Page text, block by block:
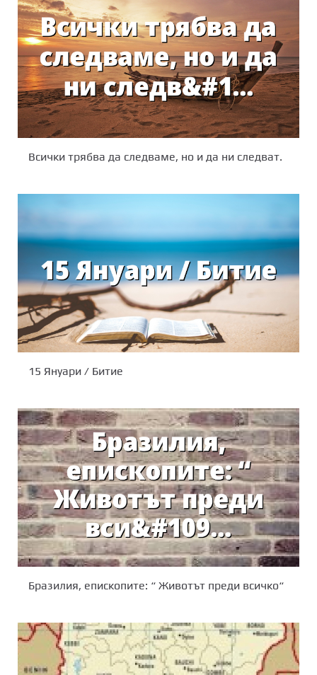
Всички трябва да следваме, но и да ни следват.
15 Януари / Битие
Бразилия, епископите: “ Животът преди всичко“